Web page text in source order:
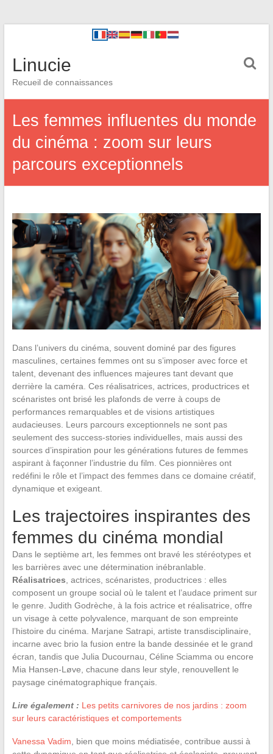
Linucie
Recueil de connaissances
Les femmes influentes du monde
du cinéma : zoom sur leurs
parcours exceptionnels
Dans l’univers du cinéma, souvent dominé par des figures
masculines, certaines femmes ont su s’imposer avec force et
talent, devenant des influences majeures tant devant que
derrière la caméra. Ces réalisatrices, actrices, productrices et
scénaristes ont brisé les plafonds de verre à coups de
performances remarquables et de visions artistiques
audacieuses. Leurs parcours exceptionnels ne sont pas
seulement des success-stories individuelles, mais aussi des
sources d’inspiration pour les générations futures de femmes
aspirant à façonner l’industrie du film. Ces pionnières ont
redéfini le rôle et l’impact des femmes dans ce domaine créatif,
dynamique et exigeant.
Les trajectoires inspirantes des
femmes du cinéma mondial
Dans le septième art, les femmes ont bravé les stéréotypes et
les barrières avec une détermination inébranlable.
Réalisatrices , actrices, scénaristes, productrices : elles
composent un groupe social où le talent et l’audace priment sur
le genre. Judith Godrèche, à la fois actrice et réalisatrice, offre
un visage à cette polyvalence, marquant de son empreinte
l’histoire du cinéma. Marjane Satrapi, artiste transdisciplinaire,
incarne avec brio la fusion entre la bande dessinée et le grand
écran, tandis que Julia Ducournau, Céline Sciamma ou encore
Mia Hansen-Løve, chacune dans leur style, renouvellent le
paysage cinématographique français.
Lire également : Les petits carnivores de nos jardins : zoom
sur leurs caractéristiques et comportements
Vanessa Vadim , bien que moins médiatisée, contribue aussi à